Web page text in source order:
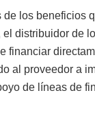
de los beneficios
el distribuidor de
financiar
al proveedor a
de líneas de